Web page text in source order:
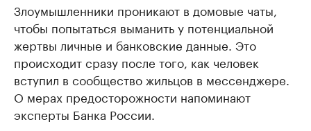
Злоумышленники проникают в домовые чаты,
чтобы попытаться выманить у потенциальной
жертвы личные и банковские данные. Это
происходит сразу после того, как человек
вступил в сообщество жильцов в мессенджере.
О мерах предосторожности напоминают
эксперты Банка России.